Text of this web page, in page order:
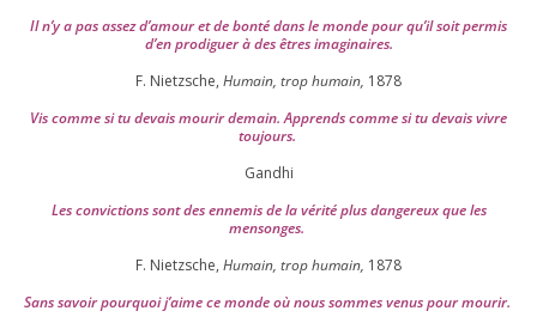
Il n’y a pas assez d’a­mour et de bon­té dans le monde pour qu’il soit per­mis
d’en pro­di­guer à des êtres imaginaires.
F. Nietzsche, Humain, trop humain, 1878
Vis comme si tu devais mou­rir demain. Apprends comme si tu devais vivre
toujours.
Gandhi
Les convic­tions sont des enne­mis de la véri­té plus dan­ge­reux que les
mensonges.
F. Nietzsche, Humain, trop humain, 1878
Sans savoir pour­quoi j’aime ce monde où nous sommes venus pour mourir.